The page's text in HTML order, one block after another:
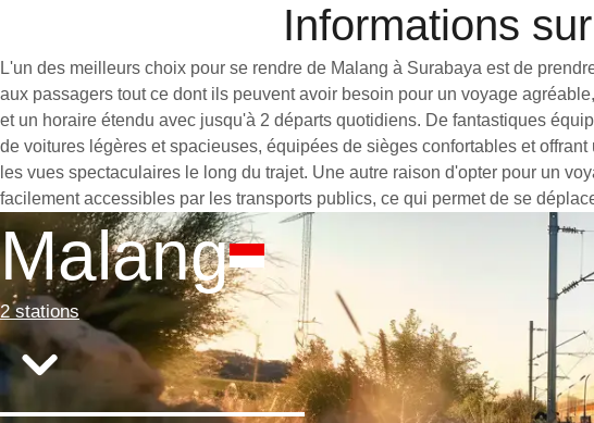
Informations
L'un des meilleurs choix pour se rendre de Malang à Surabaya est de
aux passagers tout ce dont ils peuvent avoir besoin pour un voyage
et un horaire étendu avec jusqu'à 2 départs quotidiens. De fantastiques
de voitures légères et spacieuses, équipées de sièges confortables et
les vues spectaculaires le long du trajet. Une autre raison d'opter pour un
facilement accessibles par les transports publics, ce qui permet de se
Malang
2 stations